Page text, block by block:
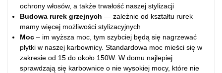
ochrony włosów, a także trwałość naszej stylizacji
Budowa rurek grzejnych — zależnie od kształtu rurek
mamy więcej możliwości stylizacyjnych
Moc – im wyższa moc, tym szybciej będą się nagrzewać
płytki w naszej karbownicy. Standardowa moc mieści się w
zakresie od 15 do około 150W. W domu najlepiej
sprawdzają się karbownice o nie wysokiej mocy, które nie